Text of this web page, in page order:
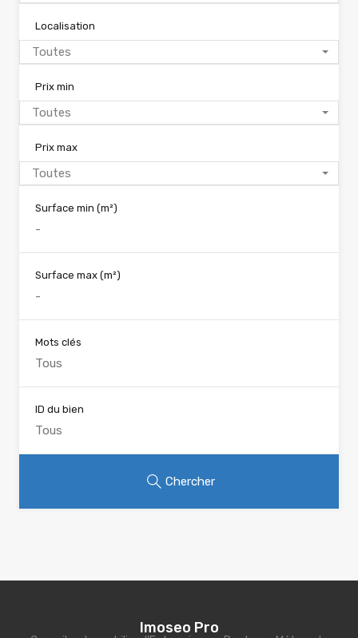
Localisation
Toutes
Prix min
Toutes
Prix max
Toutes
Surface min (m²)
Surface max (m²)
Mots clés
ID du bien
Chercher
Imoseo Pro